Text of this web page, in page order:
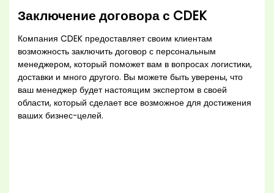
Заключение договора с CDEK
Компания CDEK предоставляет своим клиентам
возможность заключить договор с персональным
менеджером, который поможет вам в вопросах логистики,
доставки и много другого. Вы можете быть уверены, что
ваш менеджер будет настоящим экспертом в своей
области, который сделает все возможное для достижения
ваших бизнес-целей.